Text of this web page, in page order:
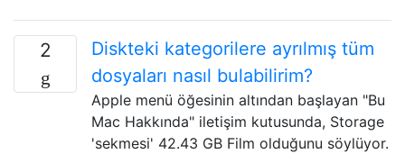
2
Diskteki kategorilere ayrılmış tüm
dosyaları nasıl bulabilirim?
Apple menü öğesinin altından başlayan "Bu
Mac Hakkında" iletişim kutusunda, Storage
'sekmesi' 42.43 GB Film olduğunu söylüyor.